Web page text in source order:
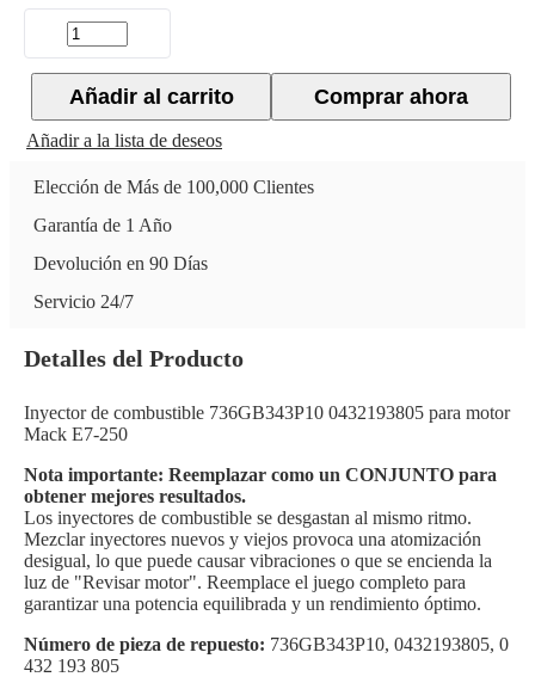
Comprar ahora
Añadir al carrito
Añadir a la lista de deseos
Elección de Más de 100,000 Clientes
Garantía de 1 Año
Devolución en 90 Días
Servicio 24/7
Detalles del Producto
Inyector de combustible 736GB343P10 0432193805 para motor
Mack E7-250
Nota importante: Reemplazar como un CONJUNTO para
obtener mejores resultados.
Los inyectores de combustible se desgastan al mismo ritmo.
Mezclar inyectores nuevos y viejos provoca una atomización
desigual, lo que puede causar vibraciones o que se encienda la
luz de "Revisar motor". Reemplace el juego completo para
garantizar una potencia equilibrada y un rendimiento óptimo.
Número de pieza de repuesto: 736GB343P10, 0432193805, 0
432 193 805